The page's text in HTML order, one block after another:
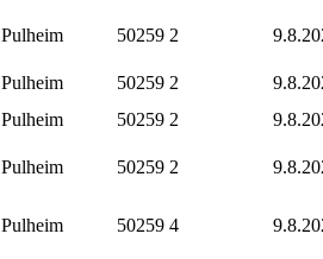
Pulheim 50259 2
Pulheim 50259 2
Pulheim 50259 2
Pulheim 50259 2
Pulheim 50259 4